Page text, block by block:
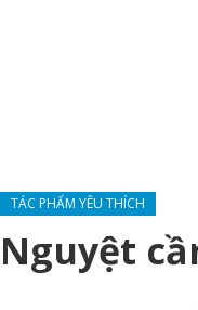
TÁC PHẨM YÊU THÍCH
Nguyệt